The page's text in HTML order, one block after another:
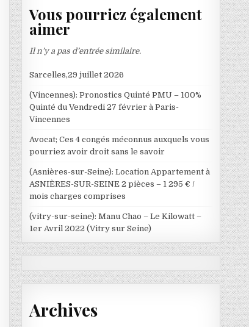
Vous pourriez également
aimer
Il n’y a pas d’entrée similaire.
Sarcelles,29 juillet 2026
(Vincennes): Pronostics Quinté PMU – 100%
Quinté du Vendredi 27 février à Paris-
Vincennes
Avocat; Ces 4 congés méconnus auxquels vous
pourriez avoir droit sans le savoir
(Asnières-sur-Seine): Location Appartement à
ASNIÈRES-SUR-SEINE 2 pièces – 1 295 € /
mois charges comprises
(vitry-sur-seine): Manu Chao – Le Kilowatt –
1er Avril 2022 (Vitry sur Seine)
Archives